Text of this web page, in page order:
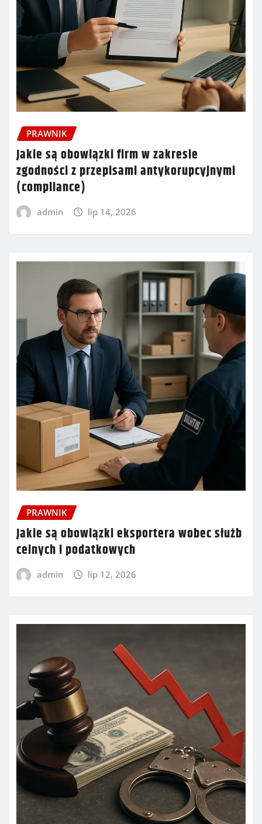
PRAWNIK
Jakie są obowiązki firm w zakresie
zgodności z przepisami antykorupcyjnymi
(compliance)
admin lip 14, 2026
PRAWNIK
Jakie są obowiązki eksportera wobec służb
celnych i podatkowych
admin lip 12, 2026